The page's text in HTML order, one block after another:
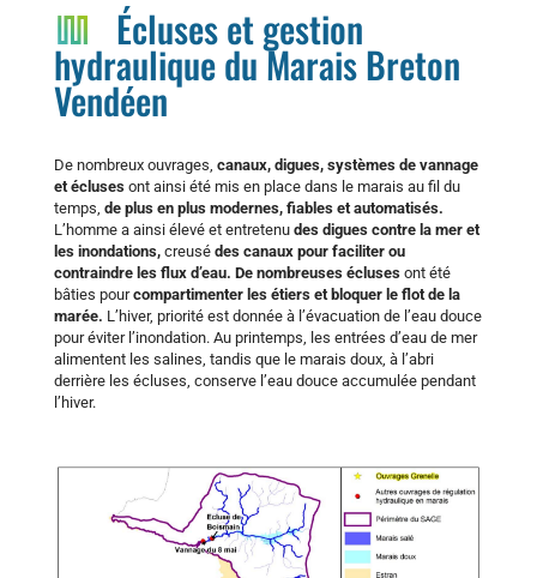
Écluses et gestion
hydraulique du Marais Breton
Vendéen
De nombreux ouvrages, canaux, digues, systèmes de vannage
et éclusesont ainsi été mis en place dans le marais au fil du
temps, de plus en plus modernes, fiables et automatisés.
L’homme a ainsi élevé et entretenu des digues contre la mer et
les inondations,creusé des canaux pour faciliter ou
contraindre les flux d’eau. De nombreuses éclusesont été
bâties pourcompartimenter les étiers et bloquer le flot de la
marée. L’hiver, priorité est donnée à l’évacuation de l’eau douce
pour éviter l’inondation. Au printemps, les entrées d’eau de mer
alimentent les salines, tandis que le marais doux, à l’abri
derrière les écluses, conserve l’eau douce accumulée pendant
l’hiver.